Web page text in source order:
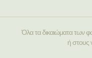
Όλα τα δικαιώματα των
ή στους